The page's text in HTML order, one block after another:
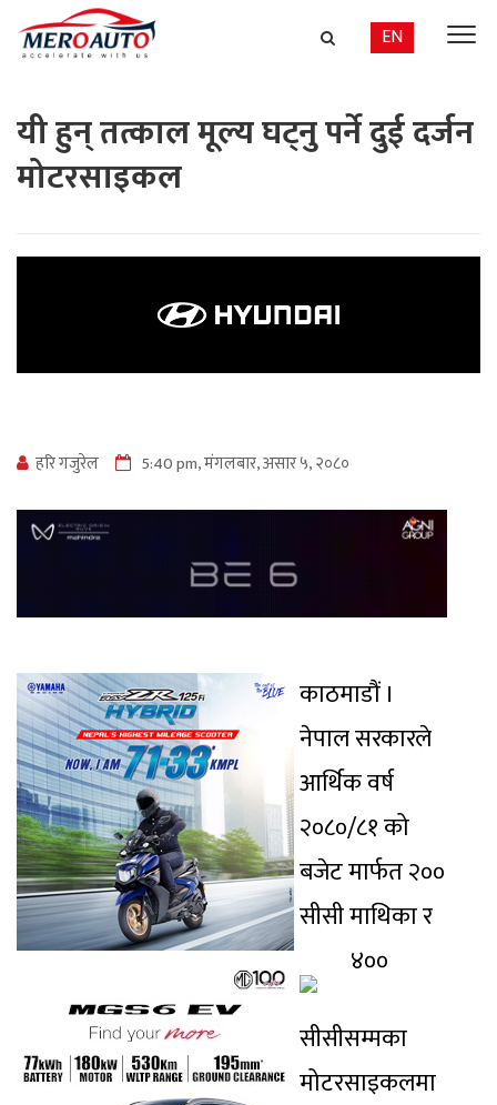
EN
यी हुन् तत्काल मूल्य घट्नु पर्ने दुई दर्जन
मोटरसाइकल
हरि गजुरेल 5:40 pm, मंगलबार, असार ५, २०८०
काठमाडौं ।
नेपाल सरकारले
आर्थिक वर्ष
२०८०/८१ को
बजेट मार्फत २००
सीसी माथिका र
४००
सीसीसम्मका
मोटरसाइकलमा